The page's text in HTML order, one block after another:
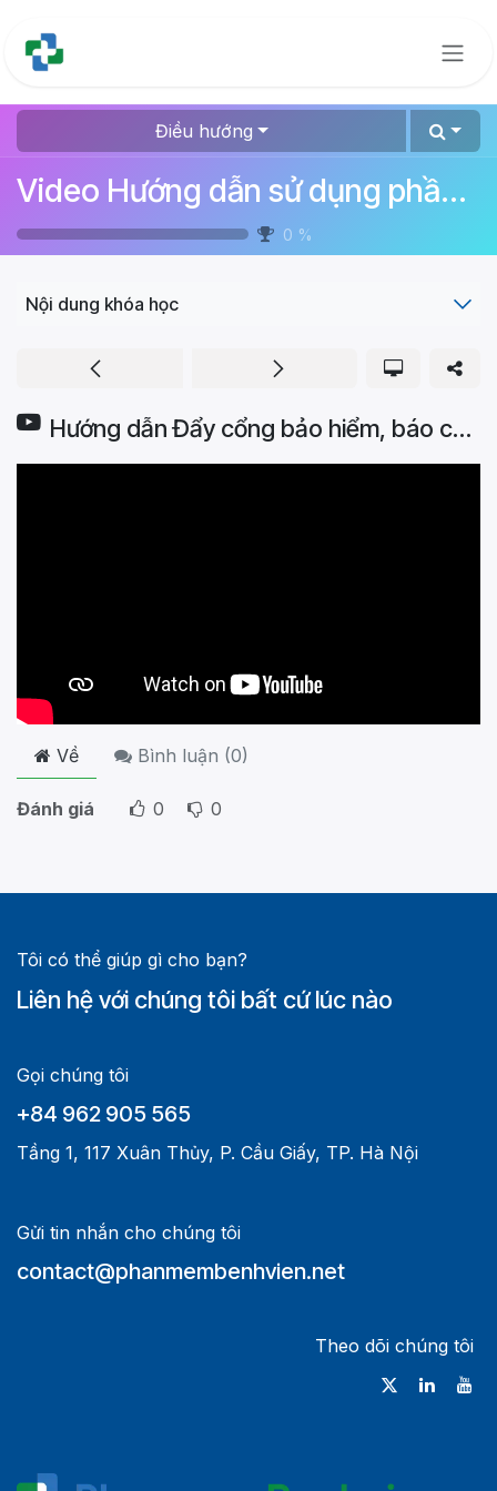
Điều hướng
Video Hướng dẫn sử dụng phần mềm quản lý bệnh viện
0 %
Nội dung khóa học
Hướng dẫn Đẩy cổng bảo hiểm, báo cáo bảo hiểm
Về Bình luận (0)
Đánh giá 0 0
Tôi có thể giúp gì cho bạn?
Liên hệ với chúng tôi bất cứ lúc nào
Gọi chúng tôi
+84 962 905 565
Tầng 1, 117 Xuân Thủy, P. Cầu Giấy, TP. Hà Nội
Gửi tin nhắn cho chúng tôi
contact@phanmembenhvien.net
Theo dõi chúng tôi